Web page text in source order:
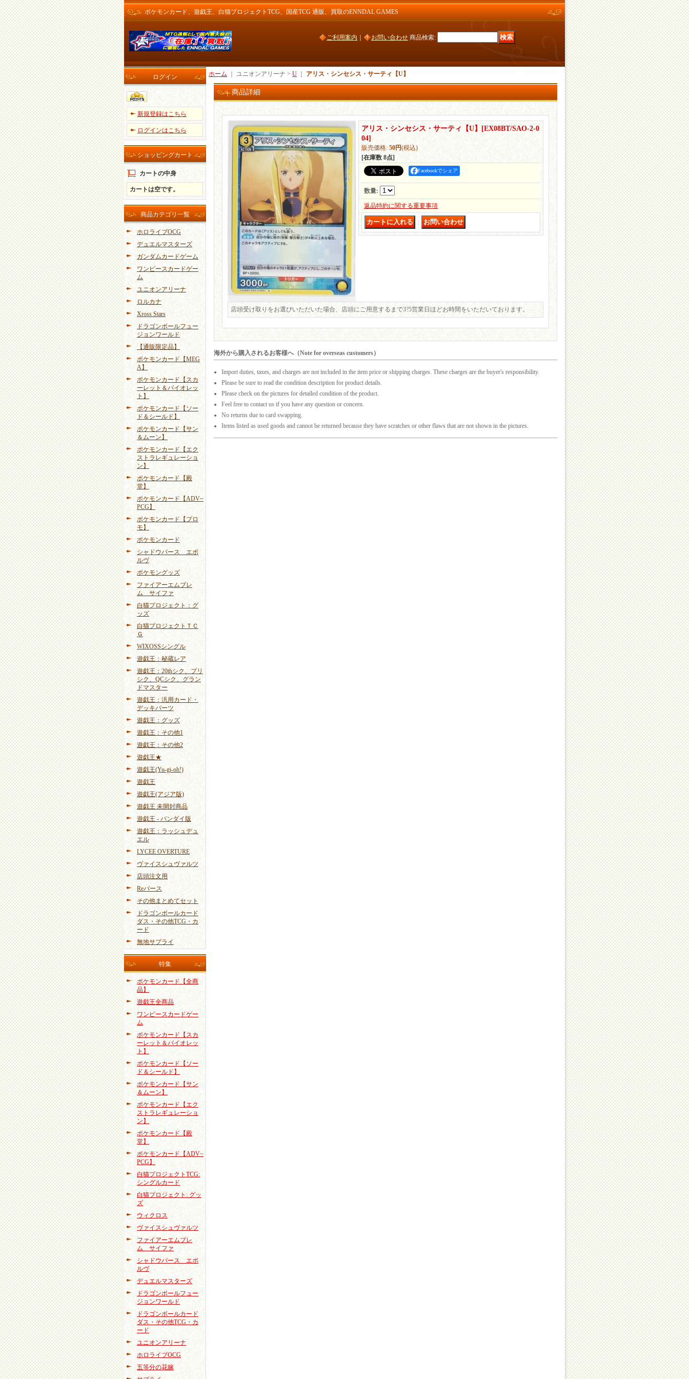
ポケモンカード、遊戯王、白猫プロジェクトTCG、国産TCG 通販、買取のENNDAL GAMES
ご利用案内 お問い合わせ 商品検索:
ログイン
新規登録はこちら
ログインはこちら
ショッピングカート
カートの中身
カートは空です。
商品カテゴリ一覧
ホロライブOCG
デュエルマスターズ
ガンダムカードゲーム
ワンピースカードゲー
ム
ユニオンアリーナ
ロルカナ
Xross Stars
ドラゴンボールフュー
ジョンワールド
【通販限定品】
ポケモンカード【MEG
A】
ポケモンカード【スカ
ーレット＆バイオレッ
ト】
ポケモンカード【ソー
ド＆シールド】
ポケモンカード【サン
＆ムーン】
ポケモンカード【エク
ストラレギュレーショ
ン】
ポケモンカード【殿
堂】
ポケモンカード【ADV~
PCG】
ポケモンカード【プロ
モ】
ポケモンカード
シャドウバース エボ
ルヴ
ポケモングッズ
ファイアーエムブレ
ム サイファ
白猫プロジェクト：グ
ッズ
白猫プロジェクトＴＣ
Ｇ
WIXOSSシングル
遊戯王：秘蔵レア
遊戯王：20thシク、プリ
シク、QCシク、グラン
ドマスター
遊戯王：汎用カード・
デッキパーツ
遊戯王：グッズ
遊戯王：その他1
遊戯王：その他2
遊戯王★
遊戯王(Yu-gi-oh!)
遊戯王
遊戯王(アジア版)
遊戯王 未開封商品
遊戯王 - バンダイ版
遊戯王：ラッシュデュ
エル
LYCEE OVERTURE
ヴァイスシュヴァルツ
店頭注文用
Reバース
その他まとめてセット
ドラゴンボールカード
ダス・その他TCG・カ
ード
無地サプライ
特集
ポケモンカード【全商
品】
遊戯王全商品
ワンピースカードゲー
ム
ポケモンカード【スカ
ーレット＆バイオレッ
ト】
ポケモンカード【ソー
ド＆シールド】
ポケモンカード【サン
＆ムーン】
ポケモンカード【エク
ストラレギュレーショ
ン】
ポケモンカード【殿
堂】
ポケモンカード【ADV~
PCG】
白猫プロジェクトTCG:
シングルカード
白猫プロジェクト: グッ
ズ
ウィクロス
ヴァイスシュヴァルツ
ファイアーエムブレ
ム サイファ
シャドウバース エボ
ルヴ
デュエルマスターズ
ドラゴンボールフュー
ジョンワールド
ドラゴンボールカード
ダス・その他TCG・カ
ード
ユニオンアリーナ
ホロライブOCG
五等分の花嫁
ホーム ｜ ユニオンアリーナ > U アリス・シンセシス・サーティ【U】
商品詳細
アリス・シンセシス・サーティ【U】 [EX08BT/SAO-2-0
04]
販売価格: 50円(税込)
[在庫数 8点]
Facebookでシェア
数量:
返品特約に関する重要事項
店頭受け取りをお選びいただいた場合、店頭にご用意するまで3?5営業日ほどお時間をいただいております。
海外から購入されるお客様へ（Note for overseas customers）
Import duties, taxes, and charges are not included in the item price or shipping charges. These charges are the buyer's responsibility.
Please be sure to read the condition description for product details.
Please check on the pictures for detailed condition of the product.
Feel free to contact us if you have any question or concern.
No returns due to card swapping.
Items listed as used goods and cannot be returned because they have scratches or other flaws that are not shown in the pictures.